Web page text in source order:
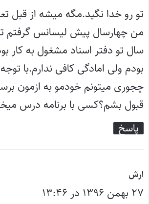
ت
:
تو رو خدا نگید.مگه میشه از قبل
من چهارسال پیش لیسانس گرفتم
سال تو دفتر اسناد مشغول به کار
بودم ولی امادگی کافی ندارم.با
چجوری میتونم خودمو به ازمون
قبول بشم؟کسی با برنامه درس
پاسخ
ارش
ف ۲۷ بهمن ۱۳۹۶ در ۱۳:۴۶